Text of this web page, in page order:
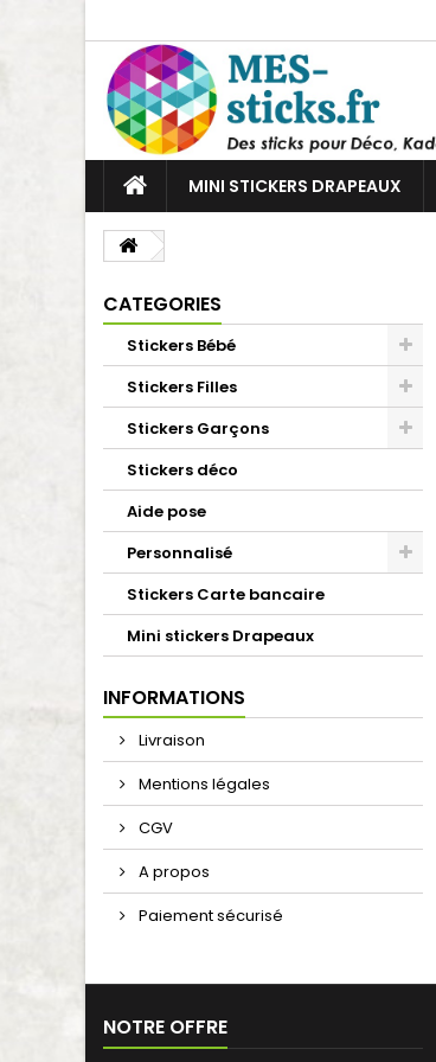
MINI STICKERS DRAPEAUX
CATEGORIES
Stickers Bébé
Stickers Filles
Stickers Garçons
Stickers déco
Aide pose
Personnalisé
Stickers Carte bancaire
Mini stickers Drapeaux
INFORMATIONS
Livraison
Mentions légales
CGV
A propos
Paiement sécurisé
NOTRE OFFRE